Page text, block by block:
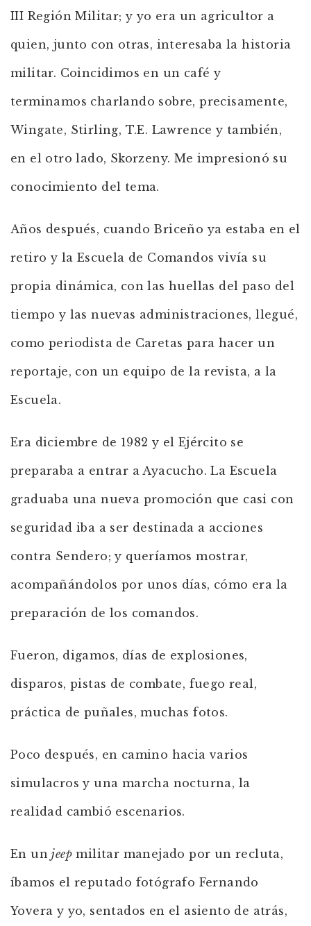
III Región Militar; y yo era un agricultor a
quien, junto con otras, interesaba la historia
militar. Coincidimos en un café y
terminamos charlando sobre, precisamente,
Wingate, Stirling, T.E. Lawrence y también,
en el otro lado, Skorzeny. Me impresionó su
conocimiento del tema.
Años después, cuando Briceño ya estaba en el
retiro y la Escuela de Comandos vivía su
propia dinámica, con las huellas del paso del
tiempo y las nuevas administraciones, llegué,
como periodista de Caretas para hacer un
reportaje, con un equipo de la revista, a la
Escuela.
Era diciembre de 1982 y el Ejército se
preparaba a entrar a Ayacucho. La Escuela
graduaba una nueva promoción que casi con
seguridad iba a ser destinada a acciones
contra Sendero; y queríamos mostrar,
acompañándolos por unos días, cómo era la
preparación de los comandos.
Fueron, digamos, días de explosiones,
disparos, pistas de combate, fuego real,
práctica de puñales, muchas fotos.
Poco después, en camino hacia varios
simulacros y una marcha nocturna, la
realidad cambió escenarios.
En unjeep militar manejado por un recluta,
íbamos el reputado fotógrafo Fernando
Yovera y yo, sentados en el asiento de atrás,